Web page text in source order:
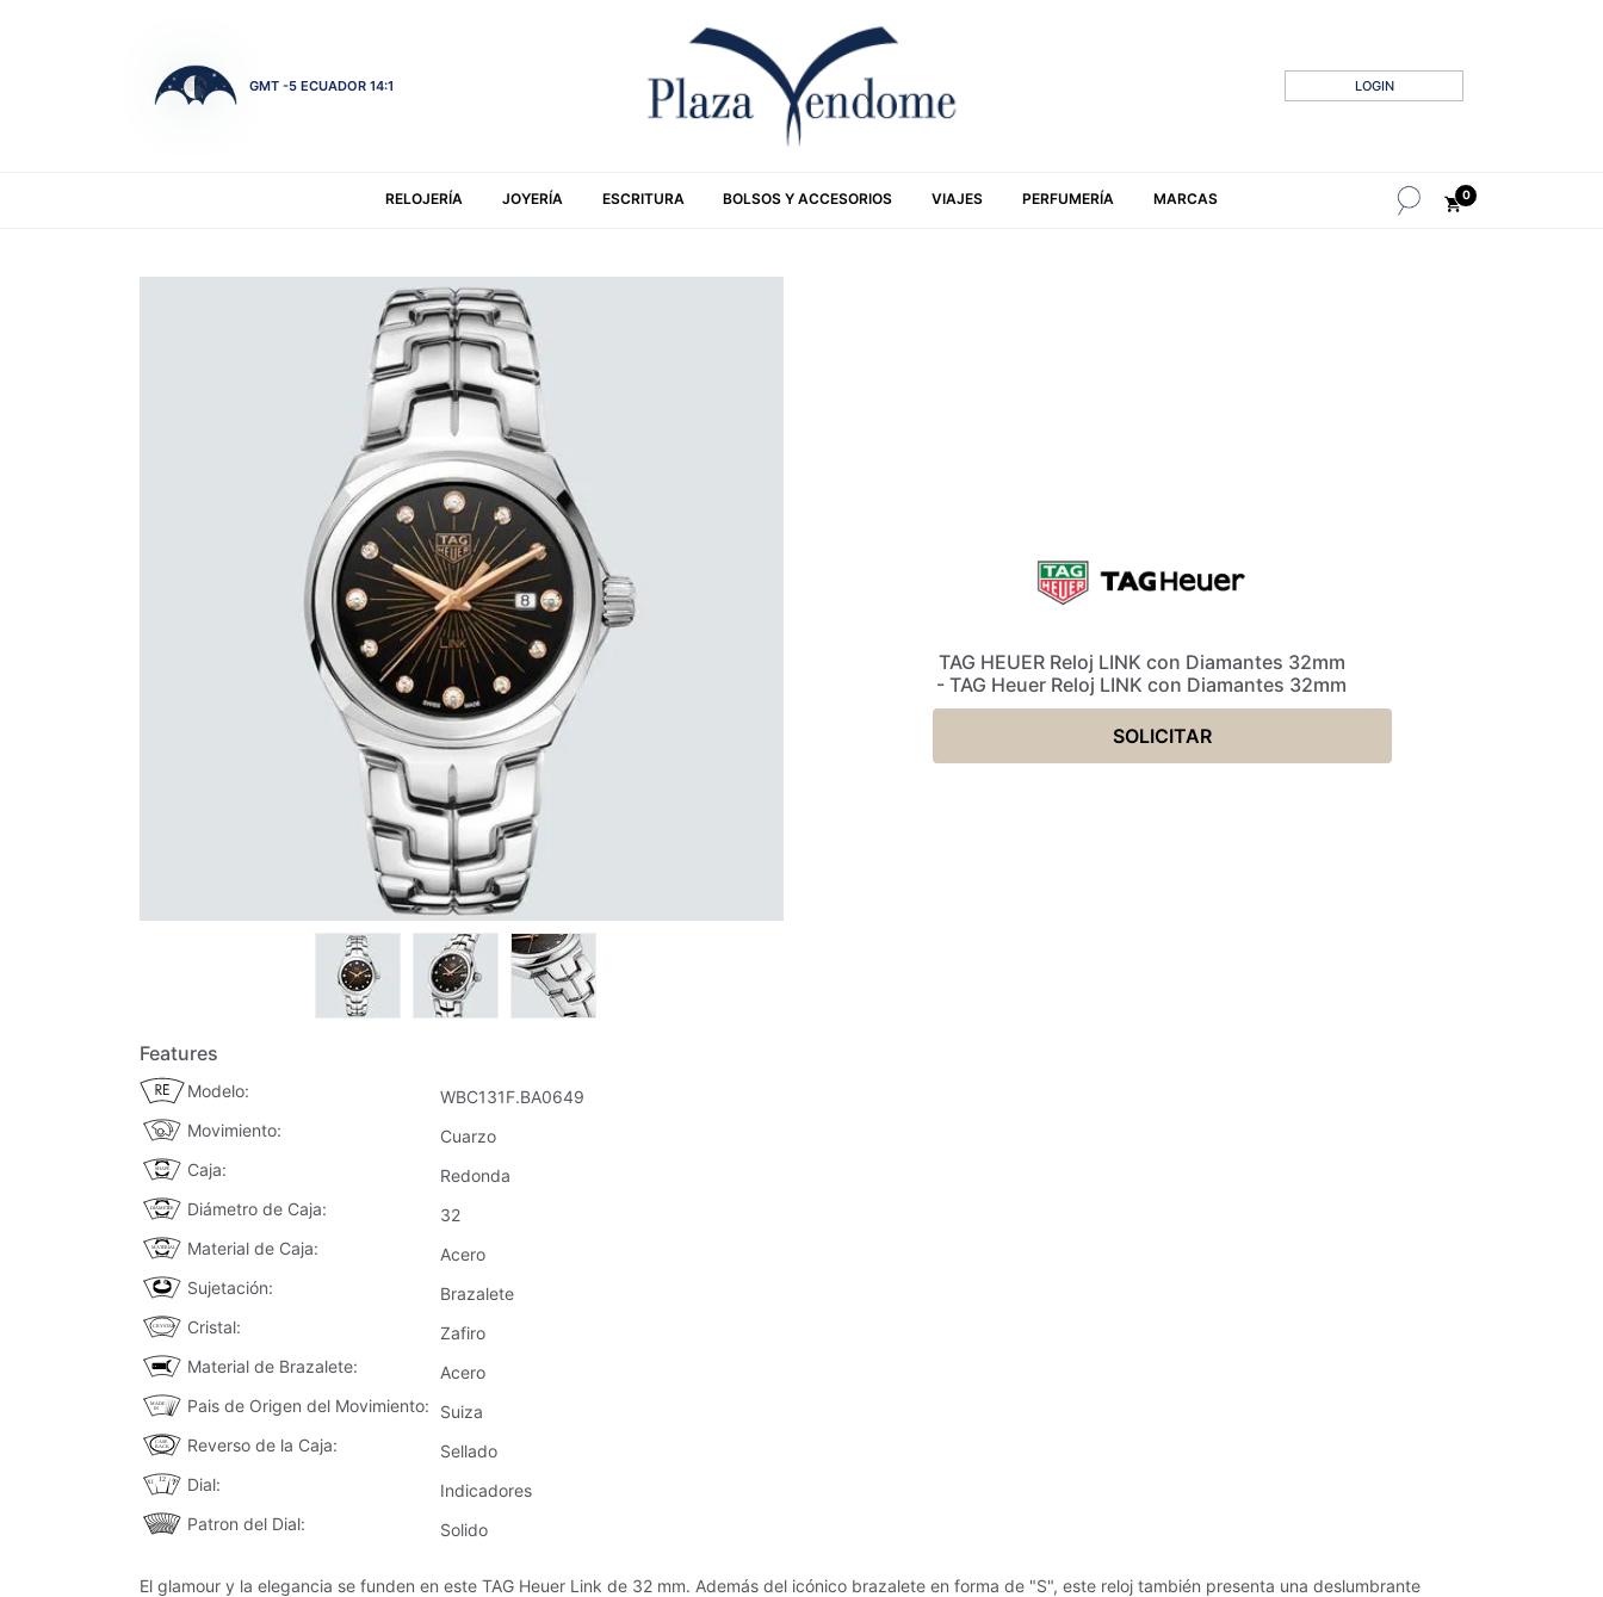
GMT -5 ECUADOR 14:1 LOGIN
RELOJERÍA JOYERÍA ESCRITURA BOLSOS Y ACCESORIOS VIAJES PERFUMERÍA MARCAS 0
TAG HEUER Reloj LINK con Diamantes 32mm
- TAG Heuer Reloj LINK con Diamantes 32mm
SOLICITAR
Features
Modelo
WBC131F.BA0649
Movimiento
Cuarzo
Caja
Redonda
Diámetro de Caja
32
Material de Caja
Acero
Sujetación
Brazalete
Cristal
Zafiro
Material de Brazalete
Acero
Pais de Origen del Movimiento
Suiza
Reverso de la Caja
Sellado
Dial
Indicadores
Patron del Dial
Solido
El glamour y la elegancia se funden en este TAG Heuer Link de 32 mm. Además del icónico brazalete en forma de "S", este reloj también presenta una deslumbrante